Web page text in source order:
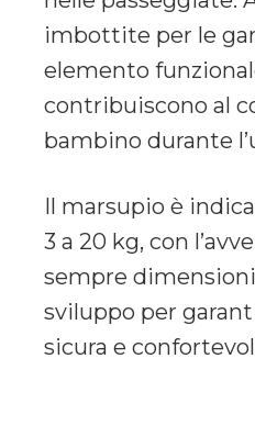
imbottite per le
elemento
contribuiscono al
bambino durante
Il marsupio è
3 a 20 kg, con
sempre
sviluppo per
sicura e